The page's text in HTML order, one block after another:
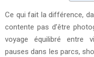
Ce qui fait la différence,
contente pas d’être
voyage équilibré entre
pauses dans les parcs,